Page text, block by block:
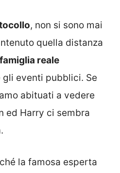
, non si sono mai
quella distanza
famiglia reale
eventi pubblici. Se
abituati a vedere
ed Harry ci sembra
la famosa esperta